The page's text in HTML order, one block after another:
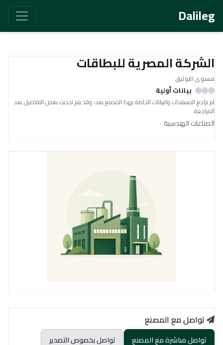
Dalileg
الشركة المصرية للبطاقات
مستوى التوثيق
بيانات أولية
لم نراجع المستندات والبيانات الخاصة بهذا المصنع بعد، وقد يتم تحديث بعض التفاصيل بعد
المراجعة.
الصناعات الهندسية
تواصل مع المصنع
تواصل مباشرة مع المصنع
تواصل بخصوص التصدير